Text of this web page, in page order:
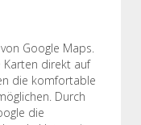
Google Maps.
Karten direkt auf
die komfortable
Durch
die